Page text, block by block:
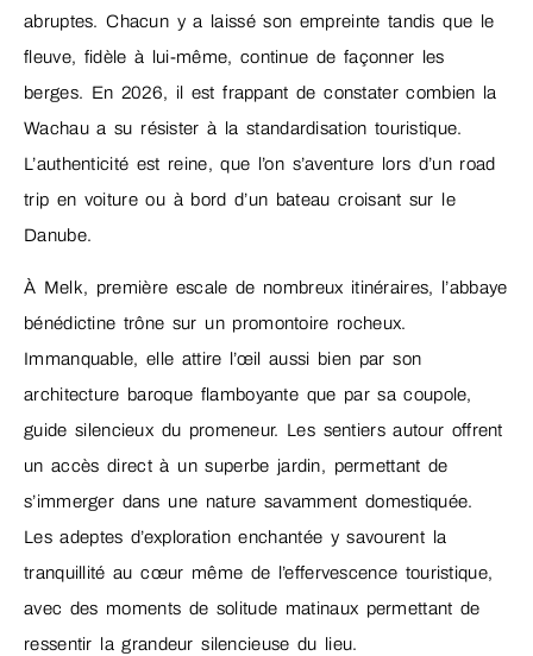
abruptes. Chacun y a laissé son empreinte tandis que le
fleuve, fidèle à lui-même, continue de façonner les
berges. En 2026, il est frappant de constater combien la
Wachau a su résister à la standardisation touristique.
L’authenticité est reine, que l’on s’aventure lors d’un road
trip en voiture ou à bord d’un bateau croisant sur le
Danube.
À Melk, première escale de nombreux itinéraires, l’abbaye
bénédictine trône sur un promontoire rocheux.
Immanquable, elle attire l’œil aussi bien par son
architecture baroque flamboyante que par sa coupole,
guide silencieux du promeneur. Les sentiers autour offrent
un accès direct à un superbe jardin, permettant de
s’immerger dans une nature savamment domestiquée.
Les adeptes d’exploration enchantée y savourent la
tranquillité au cœur même de l’effervescence touristique,
avec des moments de solitude matinaux permettant de
ressentir la grandeur silencieuse du lieu.